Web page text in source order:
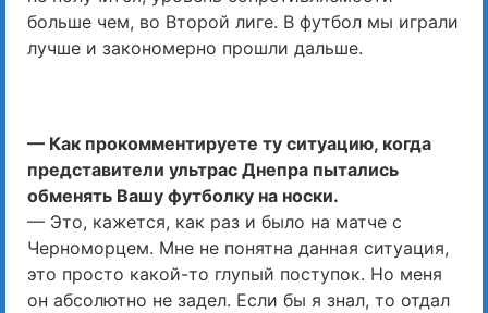
больше чем, во Второй лиге. В футбол мы играли
лучше и закономерно прошли дальше.
— Как прокомментируете ту ситуацию, когда
представители ультрас Днепра пытались
обменять Вашу футболку на носки.
— Это, кажется, как раз и было на матче с
Черноморцем. Мне не понятна данная ситуация,
это просто какой-то глупый поступок. Но меня
он абсолютно не задел. Если бы я знал, то отдал